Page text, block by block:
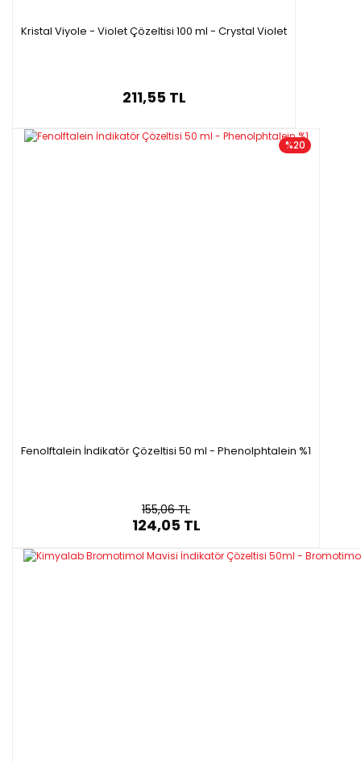
Kristal Viyole - Violet Çözeltisi 100 ml - Crystal Violet
211,55 TL
%20
Fenolftalein İndikatör Çözeltisi 50 ml - Phenolphtalein %1
155,06 TL
124,05 TL